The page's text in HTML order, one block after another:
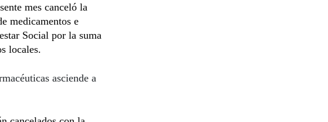
mes canceló la
medicamentos e
Social por la suma
locales.
asciende a